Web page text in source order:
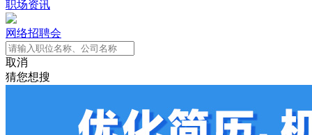
职场资讯
网络招聘会
取消
猜您想搜